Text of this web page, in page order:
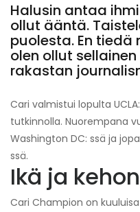
Halusin antaa
ollut ääntä.
puolesta. En
olen ollut
rakastan
Cari valmistui lopulta
tutkinnolla. Nuorempana
Washington DC: ssä ja
ssä.
Ikä ja
Cari Champion on